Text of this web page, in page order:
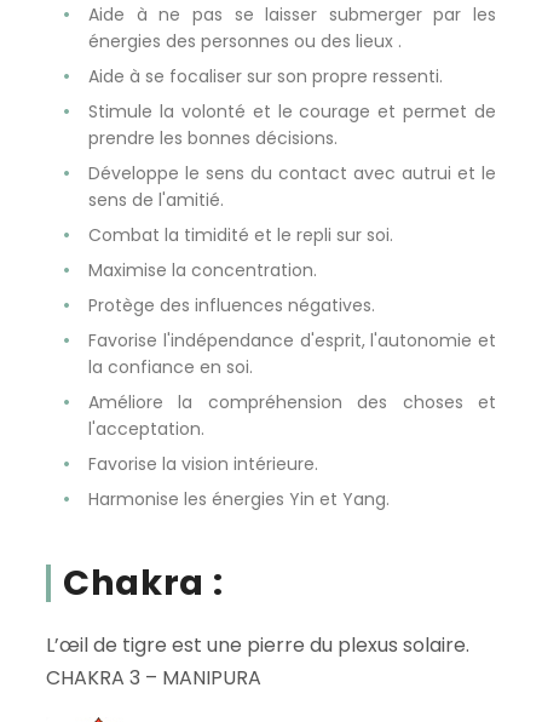
Aide à ne pas se laisser submerger par les
énergies des personnes ou des lieux .
Aide à se focaliser sur son propre ressenti.
Stimule la volonté et le courage et permet de
prendre les bonnes décisions.
Développe le sens du contact avec autrui et le
sens de l'amitié.
Combat la timidité et le repli sur soi.
Maximise la concentration.
Protège des influences négatives.
Favorise l'indépendance d'esprit, l'autonomie et
la confiance en soi.
Améliore la compréhension des choses et
l'acceptation.
Favorise la vision intérieure.
Harmonise les énergies Yin et Yang.
Chakra :
L’œil de tigre est une pierre du plexus solaire.
CHAKRA 3 – MANIPURA